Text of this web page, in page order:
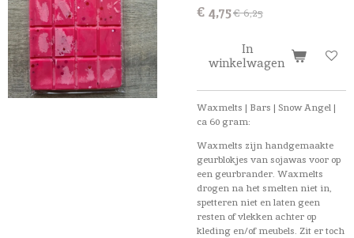
€ 4,75€ 6,25
In
winkelwagen
Waxmelts | Bars | Snow Angel |
ca 60 gram:
Waxmelts zijn handgemaakte
geurblokjes van sojawas voor op
een geurbrander. Waxmelts
drogen na het smelten niet in,
spetteren niet en laten geen
resten of vlekken achter op
kleding en/of meubels. Zit er toch